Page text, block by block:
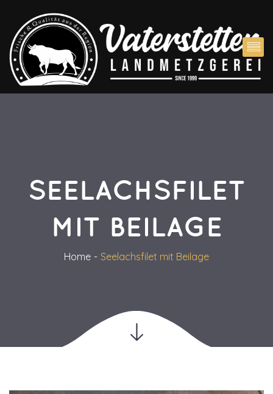
SEELACHSFILET
MIT BEILAGE
Home Seelachsfilet mit Beilage